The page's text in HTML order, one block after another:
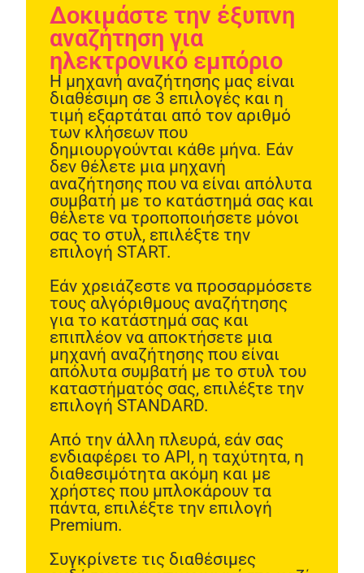
Δοκιμάστε την έξυπνη
αναζήτηση για
ηλεκτρονικό εμπόριο​​
Η μηχανή αναζήτησης μας είναι
διαθέσιμη σε 3 επιλογές και η
τιμή εξαρτάται από τον αριθμό
των κλήσεων που
δημιουργούνται κάθε μήνα. Εάν
δεν θέλετε μια μηχανή
αναζήτησης που να είναι απόλυτα
συμβατή με το κατάστημά σας και
θέλετε να τροποποιήσετε μόνοι
σας το στυλ, επιλέξτε την
επιλογή START.
Εάν χρειάζεστε να προσαρμόσετε
τους αλγόριθμους αναζήτησης
για το κατάστημά σας και
επιπλέον να αποκτήσετε μια
μηχανή αναζήτησης που είναι
απόλυτα συμβατή με το στυλ του
καταστήματός σας, επιλέξτε την
επιλογή STANDARD.
Από την άλλη πλευρά, εάν σας
ενδιαφέρει το API, η ταχύτητα, η
διαθεσιμότητα ακόμη και με
χρήστες που μπλοκάρουν τα
πάντα, επιλέξτε την επιλογή
Premium.
Συγκρίνετε τις διαθέσιμες
Necessary
cookies are
not
optional.
They are
needed for
to function.
Statistics
In order for
us to
improve the
functionality
and
structure,
based on
how the
website is
In order for
our website
to perform
as well as
possible
during your
cookies,
some